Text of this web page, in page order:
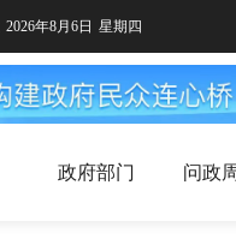
2026年8月6日 星期四
政府部门 问政